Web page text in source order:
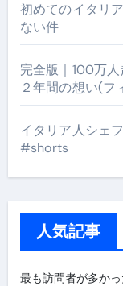
初めてのイタリ
ない件
完全版｜100万人
２年間の想い(フ
イタリア人シェ
#shorts
人気記事
最も訪問者が多か